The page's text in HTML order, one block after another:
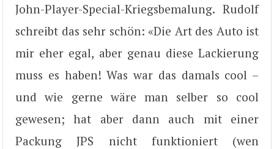
John-Player-Special-Kriegsbemalung. Rudolf
schreibt das sehr schön: «Die Art des Auto ist
mir eher egal, aber genau diese Lackierung
muss es haben! Was war das damals cool –
und wie gerne wäre man selber so cool
gewesen; hat aber dann auch mit einer
Packung JPS nicht funktioniert (wen